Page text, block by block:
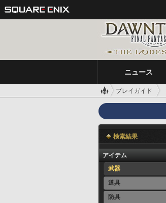
ニュース
プレイガイド
検索結果
アイテム
武器
道具
防具